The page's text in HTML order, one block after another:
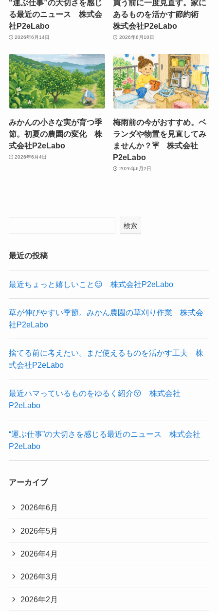
“運ぶ仕事”の大切さを感じ
る最近のニュース 株式会
社P2eLabo
2026年6月14日
買う前に一度見直す。家に
あるものを活かす節約術
株式会社P2eLabo
2026年6月10日
みかんの小さな実が育つ季
節。初夏の農園の変化 株
式会社P2eLabo
2026年6月4日
梅雨前の今がおすすめ。ベ
ランダや物置を見直してみ
ませんか？☔ 株式会社
P2eLabo
2026年6月2日
検索
最近の投稿
最近ちょっと嬉しいこと😌 株式会社P2eLabo
草が伸びやすい季節。みかん農園の草刈り作業 株式会
社P2eLabo
捨てる前に考えたい。まだ使えるものを活かす工夫 株
式会社P2eLabo
最近ハマっているものをゆるく紹介😚 株式会社
P2eLabo
“運ぶ仕事”の大切さを感じる最近のニュース 株式会社
P2eLabo
アーカイブ
2026年6月
2026年5月
2026年4月
2026年3月
2026年2月